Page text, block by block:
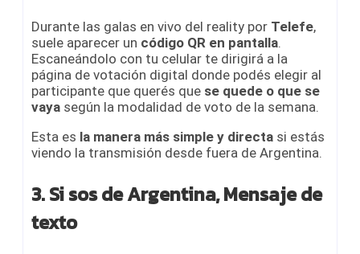
Durante las galas en vivo del reality por Telefe,
suele aparecer un código QR en pantalla.
Escaneándolo con tu celular te dirigirá a la
página de votación digital donde podés elegir al
participante que querés que se quede o que se
vaya según la modalidad de voto de la semana.
Esta es la manera más simple y directa si estás
viendo la transmisión desde fuera de Argentina.
3. Si sos de Argentina, Mensaje de
texto